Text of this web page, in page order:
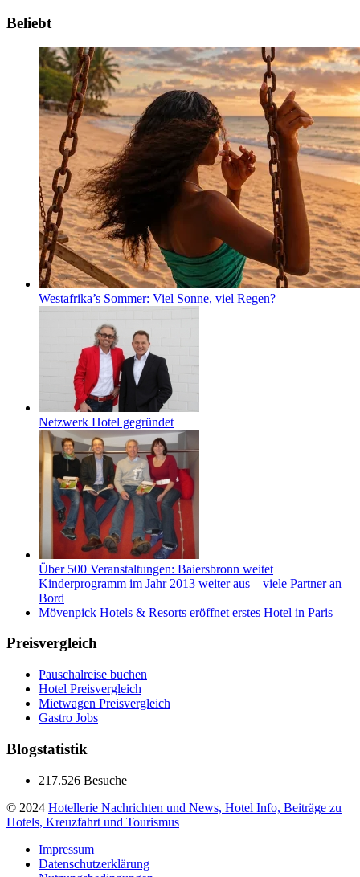
Beliebt
Westafrika’s Sommer: Viel Sonne, viel Regen?
Netzwerk Hotel gegründet
Über 500 Veranstaltungen: Baiersbronn weitet
Kinderprogramm im Jahr 2013 weiter aus – viele Partner an
Bord
Mövenpick Hotels & Resorts eröffnet erstes Hotel in Paris
Preisvergleich
Pauschalreise buchen
Hotel Preisvergleich
Mietwagen Preisvergleich
Gastro Jobs
Blogstatistik
217.526 Besuche
© 2024 Hotellerie Nachrichten und News, Hotel Info, Beiträge zu
Hotels, Kreuzfahrt und Tourismus
Impressum
Datenschutzerklärung